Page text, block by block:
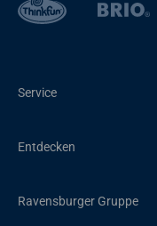
Service
Entdecken
Ravensburger Gruppe